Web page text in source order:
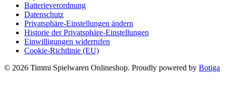
Batterieverordnung
Datenschutz
Privatsphäre-Einstellungen ändern
Historie der Privatsphäre-Einstellungen
Einwilligungen widerrufen
Cookie-Richtlinie (EU)
© 2026 Timmi Spielwaren Onlineshop. Proudly powered by Botiga